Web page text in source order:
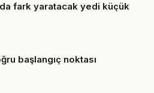
fark yaratacak yedi küçük
başlangıç noktası